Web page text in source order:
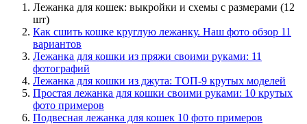
Лежанка для кошек: выкройки и схемы с размерами (12
шт)
Как сшить кошке круглую лежанку. Наш фото обзор 11
вариантов
Лежанка для кошки из пряжи своими руками: 11
фотографий
Лежанка для кошки из джута: ТОП-9 крутых моделей
Простая лежанка для кошки своими руками: 10 крутых
фото примеров
Подвесная лежанка для кошек 10 фото примеров